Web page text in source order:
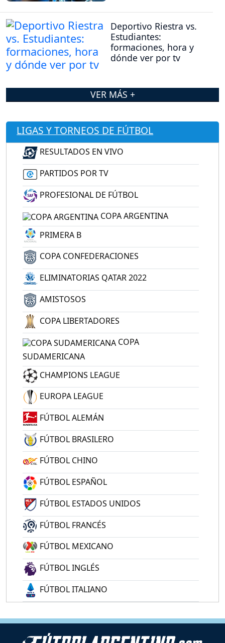
Deportivo Riestra vs.
Estudiantes:
formaciones, hora y
dónde ver por tv
VER MÁS +
LIGAS Y TORNEOS DE FÚTBOL
RESULTADOS EN VIVO
PARTIDOS POR TV
PROFESIONAL DE FÚTBOL
COPA ARGENTINA
PRIMERA B
COPA CONFEDERACIONES
ELIMINATORIAS QATAR 2022
AMISTOSOS
COPA LIBERTADORES
COPA
SUDAMERICANA
CHAMPIONS LEAGUE
EUROPA LEAGUE
FÚTBOL ALEMÁN
FÚTBOL BRASILERO
FÚTBOL CHINO
FÚTBOL ESPAÑOL
FÚTBOL ESTADOS UNIDOS
FÚTBOL FRANCÉS
FÚTBOL MEXICANO
FÚTBOL INGLÉS
FÚTBOL ITALIANO